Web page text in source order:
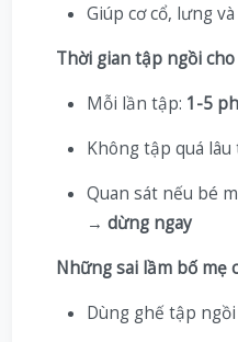
Giúp cơ cổ, lưng
Thời gian tập ngồi cho
Mỗi lần tập: 1-5
Không tập quá
Quan sát nếu bé
→ dừng ngay
Những sai lầm bố mẹ
Dùng ghế tập